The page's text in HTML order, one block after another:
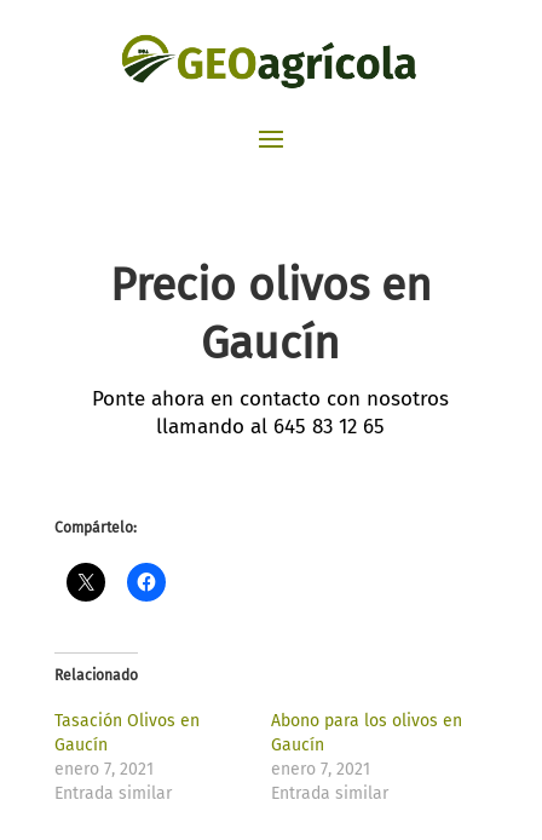
Precio olivos en
Gaucín
Ponte ahora en contacto con nosotros
llamando al 645 83 12 65
Compártelo:
Relacionado
Tasación Olivos en
Gaucín
enero 7, 2021
Entrada similar
Abono para los olivos en
Gaucín
enero 7, 2021
Entrada similar